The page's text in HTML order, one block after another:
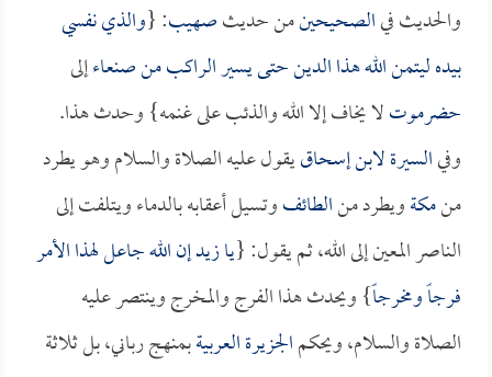
والحديث فيالصحيحينمن حديثصهيب: {والذي نفسي
بيده ليتمن الله هذا الدين حتى يسير الراكب منصنعاءإلى
حضرموتلا يخاف إلا الله والذئب على غنمه} وحدث هذا.
وفيالسيرة لابن إسحاقيقول عليه الصلاة والسلام وهو يطرد
منمكةويطرد منالطائفوتسيل أعقابه بالدماء ويتلفت إلى
الناصر المعين إلى الله، ثم يقول: {يازيدإن الله جاعل لهذا الأمر
فرجاً ومخرجاً} ويحدث هذا الفرج والمخرج وينتصر عليه
الصلاة والسلام، ويحكمالجزيرة العربيةبمنهج رباني، بل ثلاثة